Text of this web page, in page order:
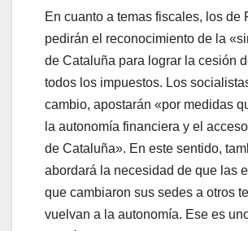
En cuanto a temas fiscales, los de
pedirán el reconocimiento de la
de Cataluña para lograr la cesión
todos los impuestos. Los
cambio, apostarán «por medidas
la autonomía financiera y el
de Cataluña». En este sentido,
abordará la necesidad de que las
que cambiaron sus sedes a otros
vuelvan a la autonomía. Ese es